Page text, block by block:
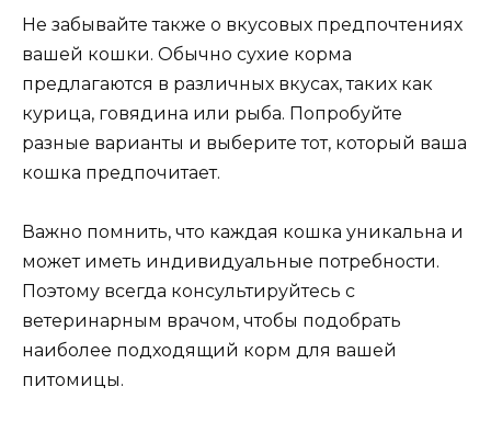
Не забывайте также о вкусовых предпочтениях
вашей кошки. Обычно сухие корма
предлагаются в различных вкусах, таких как
курица, говядина или рыба. Попробуйте
разные варианты и выберите тот, который ваша
кошка предпочитает.
Важно помнить, что каждая кошка уникальна и
может иметь индивидуальные потребности.
Поэтому всегда консультируйтесь с
ветеринарным врачом, чтобы подобрать
наиболее подходящий корм для вашей
питомицы.